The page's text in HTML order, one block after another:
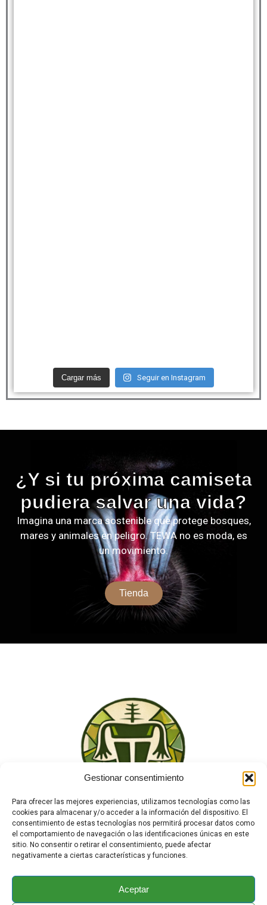
Gestionar consentimiento
Para ofrecer las mejores experiencias, utilizamos tecnologías como las
cookies para almacenar y/o acceder a la información del dispositivo. El
consentimiento de estas tecnologías nos permitirá procesar datos como
el comportamiento de navegación o las identificaciones únicas en este
sitio. No consentir o retirar el consentimiento, puede afectar
negativamente a ciertas características y funciones.
Aceptar
Cargar más Seguir en Instagram
¿Y si tu próxima camiseta
pudiera salvar una vida?
Imagina una marca sostenible que protege bosques,
mares y animales en peligro. TEWA no es moda, es
un movimiento.
Tienda
¿Quiénes Somos?
Enciclopedia Animal